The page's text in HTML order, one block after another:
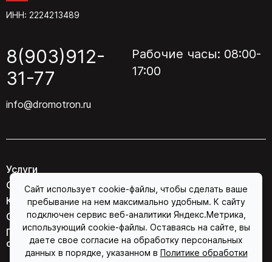
ИНН: 2224213489
8(903)912-
31-77
info@dromotron.ru
Рабочие часы: 08:00-
17:00
Услуги
О компании
Контакты
Соглашение об обработке персональных данных
Политика конфиденциальности в отношении
обработки персональных данных
Сайт использует cookie-файлы, чтобы сделать ваше
пребывание на нем максимально удобным. К сайту
подключен сервис веб-аналитики Яндекс.Метрика,
использующий cookie-файлы. Оставаясь на сайте, вы
даете свое согласие на обработку персональных
данных в порядке, указанном в Политике обработки